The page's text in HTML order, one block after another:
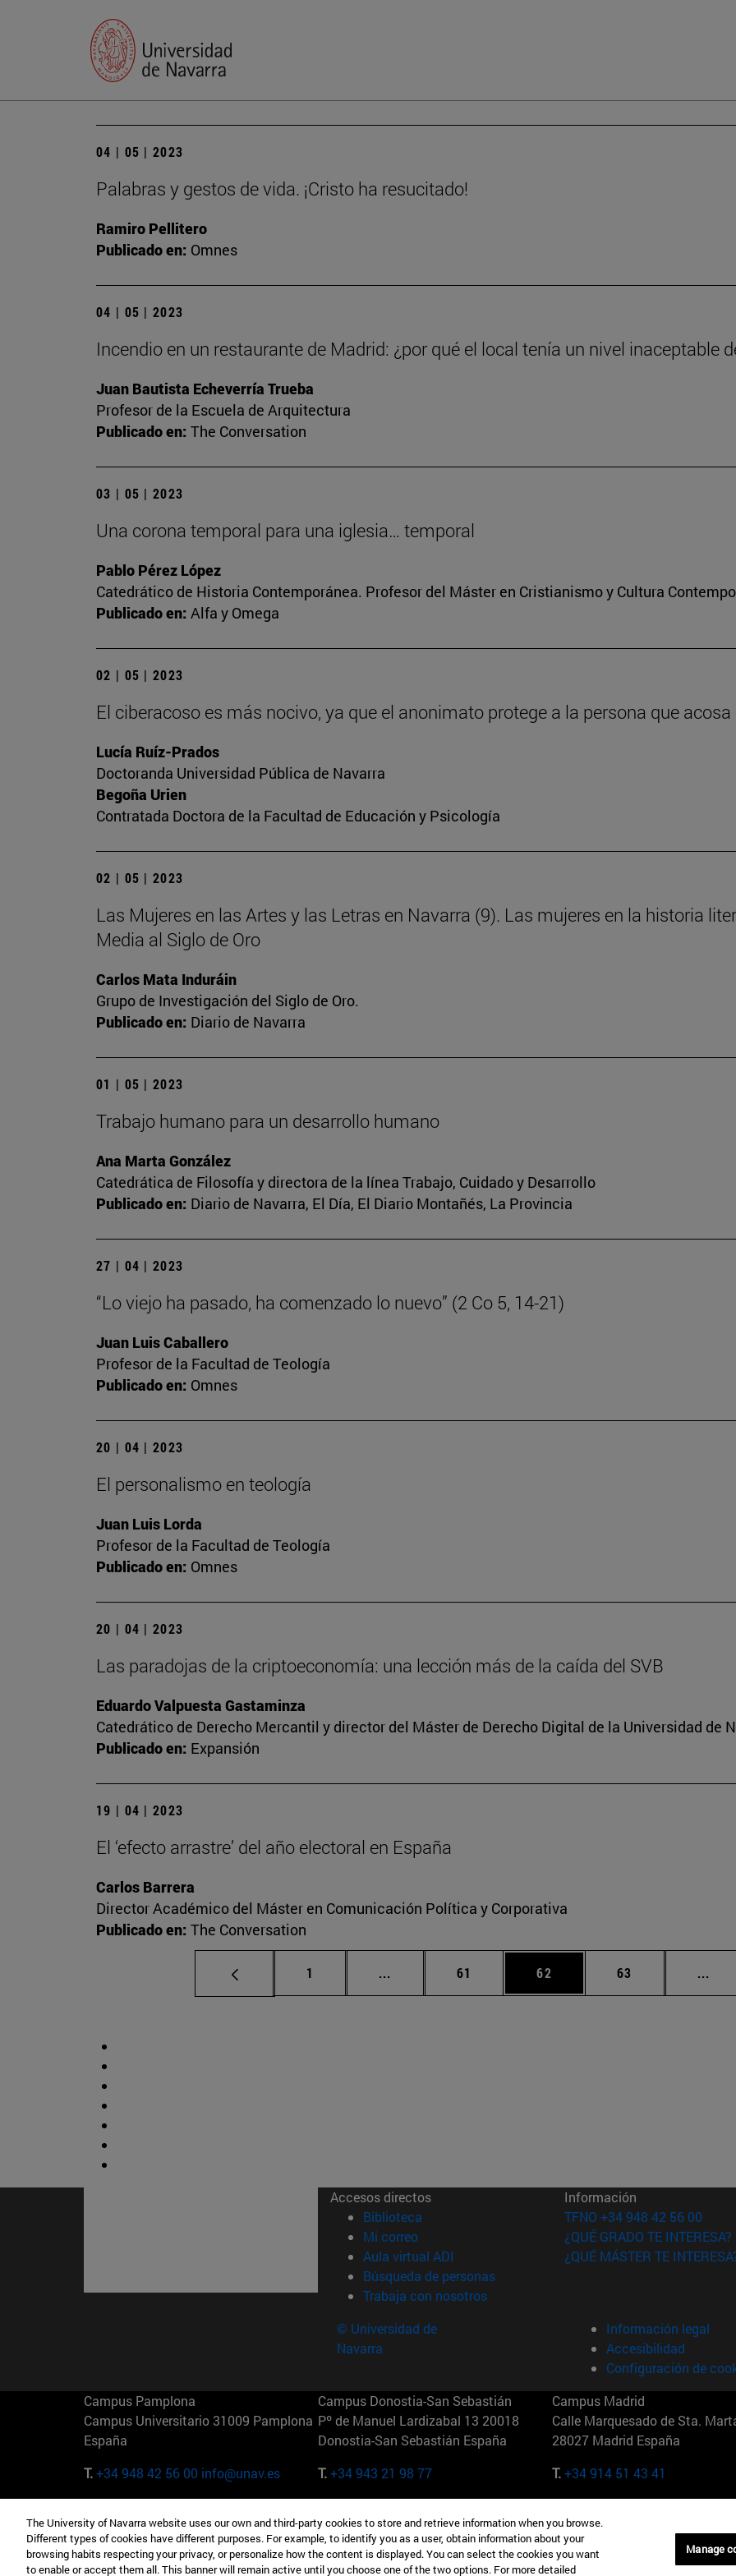
04 | 05 | 2023
Palabras y gestos de vida. ¡Cristo ha resucitado!
Ramiro Pellitero
Publicado en: Omnes
04 | 05 | 2023
Incendio en un restaurante de Madrid: ¿por qué el local tenía un nivel inaceptable
Juan Bautista Echeverría Trueba
Profesor de la Escuela de Arquitectura
Publicado en: The Conversation
03 | 05 | 2023
Una corona temporal para una iglesia… temporal
Pablo Pérez López
Catedrático de Historia Contemporánea. Profesor del Máster en Cristianismo y Cultura
Publicado en: Alfa y Omega
02 | 05 | 2023
El ciberacoso es más nocivo, ya que el anonimato protege a la persona que acosa
Lucía Ruíz-Prados
Doctoranda Universidad Pública de Navarra
Begoña Urien
Contratada Doctora de la Facultad de Educación y Psicología
02 | 05 | 2023
Las Mujeres en las Artes y las Letras en Navarra (9). Las mujeres en la historia
Media al Siglo de Oro
Carlos Mata Induráin
Grupo de Investigación del Siglo de Oro.
Publicado en: Diario de Navarra
01 | 05 | 2023
Trabajo humano para un desarrollo humano
Ana Marta González
Catedrática de Filosofía y directora de la línea Trabajo, Cuidado y Desarrollo
Publicado en: Diario de Navarra, El Día, El Diario Montañés, La Provincia
27 | 04 | 2023
“Lo viejo ha pasado, ha comenzado lo nuevo” (2 Co 5, 14-21)
Juan Luis Caballero
Profesor de la Facultad de Teología
Publicado en: Omnes
20 | 04 | 2023
El personalismo en teología
Juan Luis Lorda
Profesor de la Facultad de Teología
Publicado en: Omnes
20 | 04 | 2023
Las paradojas de la criptoeconomía: una lección más de la caída del SVB
Eduardo Valpuesta Gastaminza
Catedrático de Derecho Mercantil y director del Máster de Derecho Digital de la Universidad de
Publicado en: Expansión
19 | 04 | 2023
El ‘efecto arrastre’ del año electoral en España
Carlos Barrera
Director Académico del Máster en Comunicación Política y Corporativa
Publicado en: The Conversation
Página
1 ... Páginas intermedias Use TAB para desplazarse.
Página
61 Página
62 Página
63 ...
Accesos directos
Biblioteca (abre en nueva ventana)
Mi correo(abre en nueva ventana)
Aula virtual ADI (abre en nueva ventana)
Búsqueda de personas(abre en nueva ventana)
Trabaja con nosotros(abre en nueva ventana)
Información
TFNO +34 948 42 56 00
¿QUÉ GRADO TE INTERESA?
¿QUÉ MÁSTER TE
© Universidad de
Navarra
Información legal
Accesibilidad
Configuración de
Campus Pamplona
Campus Universitario 31009 Pamplona
España
T.+34 948 42 56 00 info@unav.es
Campus Donostia-San Sebastián
Pº de Manuel Lardizabal 13 20018
Donostia-San Sebastián España
T.+34 943 21 98 77
Campus Madrid
Calle Marquesado de Sta.
28027 Madrid España
T.+34 914 51 43 41
Camino del Cerro Águila 3 28023
Madrid España
165 W 57th St 10019-2201 Nueva York
EE.UU
Maria-Theresia-Straße 15 81675
Múnich Alemania
The University of Navarra website uses our own and third-party cookies to store and retrieve information when you browse.
Different types of cookies have different purposes. For example, to identify you as a user, obtain information about your
browsing habits respecting your privacy, or personalize how the content is displayed. You can select the cookies you want
to enable or accept them all. This banner will remain active until you choose one of the two options. For more detailed
Manage